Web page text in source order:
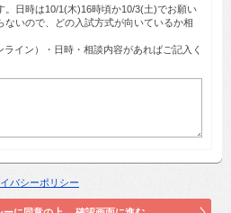
。日時は10/1(木)16時頃か10/3(土)でお願い
ないので、どの入試方式が向いているか相
イン）・日時・相談内容があればご記入く
バシーポリシー